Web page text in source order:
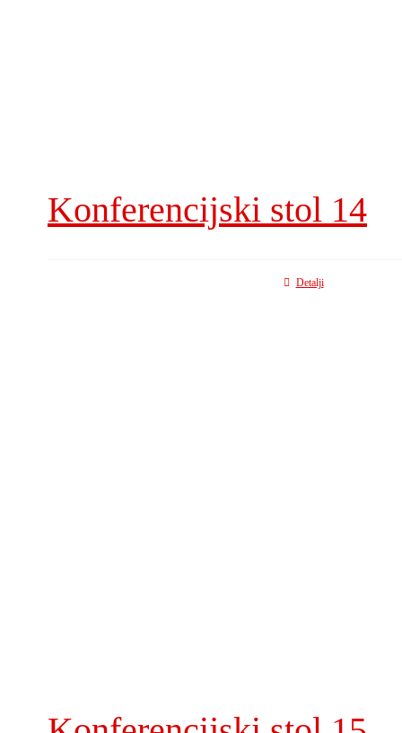
Konferencijski stol 14
Detalji